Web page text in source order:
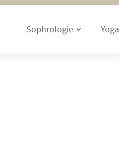
Sophrologie Yoga